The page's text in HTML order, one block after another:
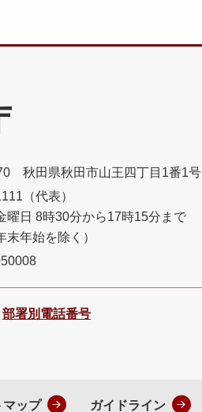
秋田県秋田市山王四丁目1番1号
（代表）
曜日 8時30分から17時15分まで
末年始を除く）
部署別電話番号
マップ ガイドライン